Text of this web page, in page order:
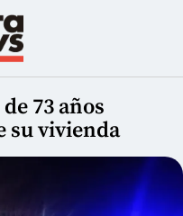
73 años
su vivienda